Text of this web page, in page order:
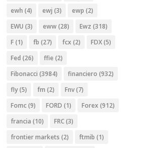
ewh (4) ewj (3) ewp (2)
EWU (3) eww(28) Ewz (318)
F(1) fb (27) fcx (2) FDX(5)
Fed (26) ffie (2)
Fibonacci (3984) financiero (932)
fly(5) fm (2) Fnv(7)
Fomc(9) FORD (1) Forex (912)
francia (10) FRC(3)
frontier markets (2) ftmib (1)